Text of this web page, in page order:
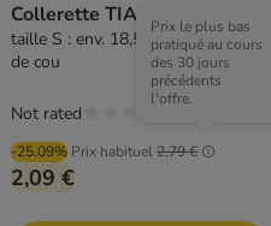
Collerette TIAKI
taille S : env. 18,5 - 31 cm de tour
de cou
-25.09% Prix habituel2,79 €
Prix le plus bas
pratiqué au cours
des 30 jours
précédents
l'offre.
2,09 €
Not rated